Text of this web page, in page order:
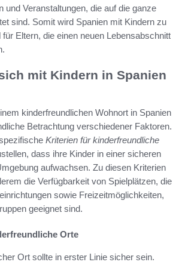
und Veranstaltungen, die auf die ganze
sind. Somit wird Spanien mit Kindern zu
für Eltern, die einen neuen Lebensabschnitt
mit Kindern in Spanien
kinderfreundlichen Wohnort in Spanien
Betrachtung verschiedener Faktoren.
Kriterien für kinderfreundliche
dass ihre Kinder in einer sicheren
aufwachsen. Zu diesen Kriterien
die Verfügbarkeit von Spielplätzen, die
sowie Freizeitmöglichkeiten,
geeignet sind.
Orte
Ort sollte in erster Linie sicher sein.